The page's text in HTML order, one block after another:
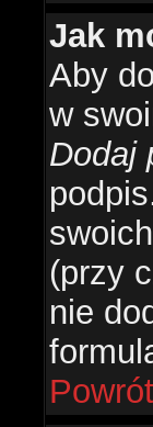
Jak
Aby
w
Dodaj
(przy
nie